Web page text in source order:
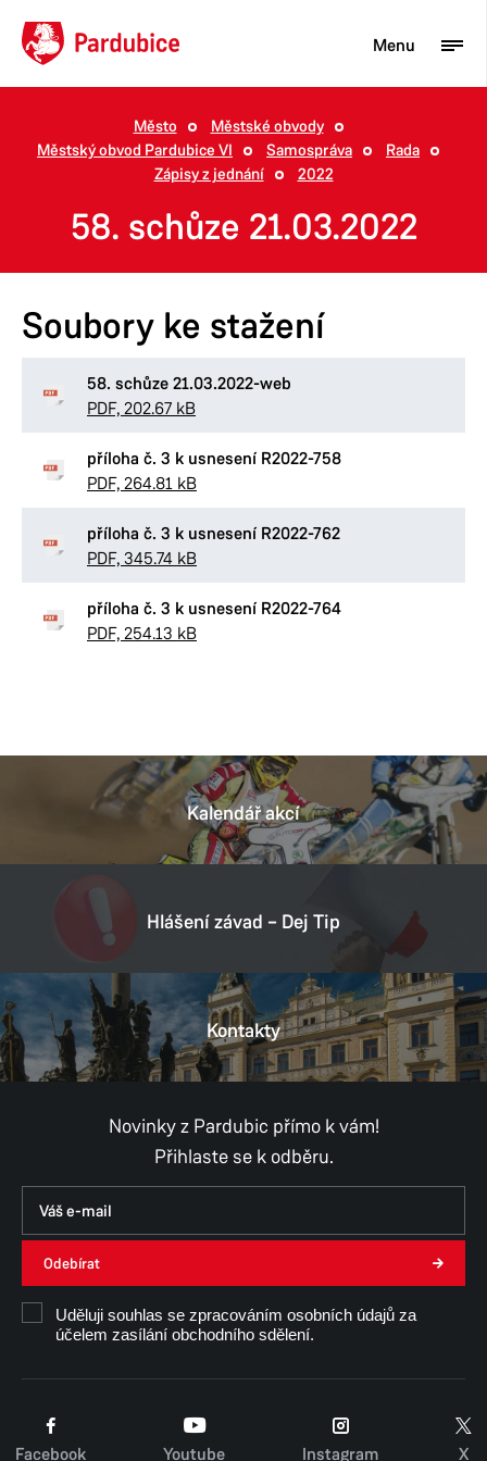
Turista
Občan
Město
Město
Městské obvody
Městský obvod Pardubice VI
Samospráva
Rada
Zápisy z jednání
2022
58. schůze 21.03.2022
Soubory ke stažení
58. schůze 21.03.2022-web
PDF, 202.67 kB
příloha č. 3 k usnesení R2022-758
PDF, 264.81 kB
příloha č. 3 k usnesení R2022-762
PDF, 345.74 kB
příloha č. 3 k usnesení R2022-764
PDF, 254.13 kB
Kalendář akcí
Hlášení závad – Dej Tip
Kontakty
Novinky z Pardubic přímo k vám!
Přihlaste se k odběru.
Odebírat
Uděluji souhlas se zpracováním osobních údajů za
účelem zasílání obchodního sdělení.
Facebook Youtube Instagram X
Menu